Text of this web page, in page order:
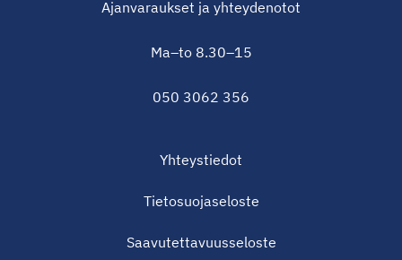
Ajanvaraukset ja yhteydenotot
Ma–to 8.30–15
050 3062 356
Yhteystiedot
Tietosuojaseloste
Saavutettavuusseloste